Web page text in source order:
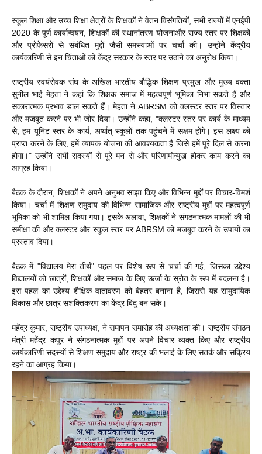
स्कूल शिक्षा और उच्च शिक्षा क्षेत्रों के शिक्षकों ने वेतन विसंगतियों, सभी राज्यों में एनईपी
2020 के पूर्ण कार्यान्वयन, शिक्षकों की स्थानांतरण योजनाऔर राज्य स्तर पर शिक्षकों
और प्रोफेसरों से संबंधित मुद्दों जैसी समस्याओं पर चर्चा की। उन्होंने केंद्रीय
कार्यकारिणी से इन चिंताओं को केंद्र सरकार के स्तर पर उठाने का अनुरोध किया।
राष्ट्रीय स्वयंसेवक संघ के अखिल भारतीय बौद्धिक शिक्षण प्रमुख और मुख्य वक्ता
सुनील भाई मेहता ने कहां कि शिक्षक समाज में महत्वपूर्ण भूमिका निभा सकते हैं और
सकारात्मक प्रभाव डाल सकते हैं। मेहता ने ABRSM को क्लस्टर स्तर पर विस्तार
और मजबूत करने पर भी जोर दिया। उन्होंने कहा, "क्लस्टर स्तर पर कार्य के माध्यम
से, हम यूनिट स्तर के कार्य, अर्थात् स्कूलों तक पहुंचने में सक्षम होंगे। इस लक्ष्य को
प्राप्त करने के लिए, हमें व्यापक योजना की आवश्यकता है जिसे हमें पूरे दिल से करना
होगा।" उन्होंने सभी सदस्यों से पूरे मन से और परिणामोन्मुख होकर काम करने का
आग्रह किया।
बैठक के दौरान, शिक्षकों ने अपने अनुभव साझा किए और विभिन्न मुद्दों पर विचार-विमर्श
किया। चर्चा में शिक्षण समुदाय की विभिन्न सामाजिक और राष्ट्रीय मुद्दों पर महत्वपूर्ण
भूमिका को भी शामिल किया गया। इसके अलावा, शिक्षकों ने संगठनात्मक मामलों की भी
समीक्षा की और क्लस्टर और स्कूल स्तर पर ABRSM को मजबूत करने के उपायों का
प्रस्ताव दिया।
बैठक में "विद्यालय मेरा तीर्थ" पहल पर विशेष रूप से चर्चा की गई, जिसका उद्देश्य
विद्यालयों को छात्रों, शिक्षकों और समाज के लिए ऊर्जा के स्रोत के रूप में बदलना है।
इस पहल का उद्देश्य शैक्षिक वातावरण को बेहतर बनाना है, जिससे यह सामुदायिक
विकास और छात्र सशक्तिकरण का केंद्र बिंदु बन सके।
महेंद्र कुमार, राष्ट्रीय उपाध्यक्ष, ने समापन समारोह की अध्यक्षता की। राष्ट्रीय संगठन
मंत्री महेंद्र कपूर ने संगठनात्मक मुद्दों पर अपने विचार व्यक्त किए और राष्ट्रीय
कार्यकारिणी सदस्यों से शिक्षण समुदाय और राष्ट्र की भलाई के लिए सतर्क और सक्रिय
रहने का आग्रह किया।